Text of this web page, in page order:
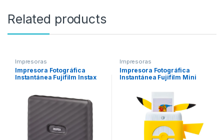
Related products
Impresoras
Impresora Fotográfica
Instantánea Fujifilm Instax
Impresoras
Impresora Fotográfica
Instantánea Fujifilm Mini